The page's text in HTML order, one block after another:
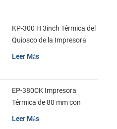
KP-300 H 3inch Térmica del
Quiosco de la Impresora
Módulo de
Leer Más
EP-380CK Impresora
Térmica de 80 mm con
Leer Más